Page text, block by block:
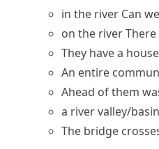
in the river Can
on the river
They have a
An entire
Ahead of them
a river valley/
The bridge